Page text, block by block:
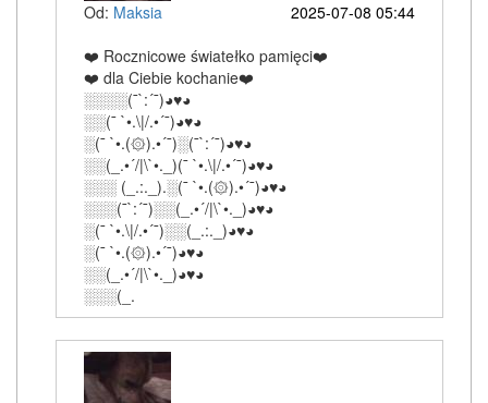
Od: Maksia
2025-07-08 05:44
❤️ Rocznicowe światełko pamięci❤️
❤️ dla Ciebie kochanie❤️
░░░░(¯`:´¯)◕♥◕
░░(¯ `•.\|/.•´¯)◕♥◕
░(¯ `•.(۞).•´¯)░(¯`:´¯)◕♥◕
░░(_.•´/|\`•._)(¯ `•.\|/.•´¯)◕♥◕
░░░ (_.:._).░(¯ `•.(۞).•´¯)◕♥◕
░░░(¯`:´¯)░░(_.•´/|\`•._)◕♥◕
░(¯ `•.\|/.•´¯)░░(_.:._)◕♥◕
░(¯ `•.(۞).•´¯)◕♥◕
░░(_.•´/|\`•._)◕♥◕
░░░(_.